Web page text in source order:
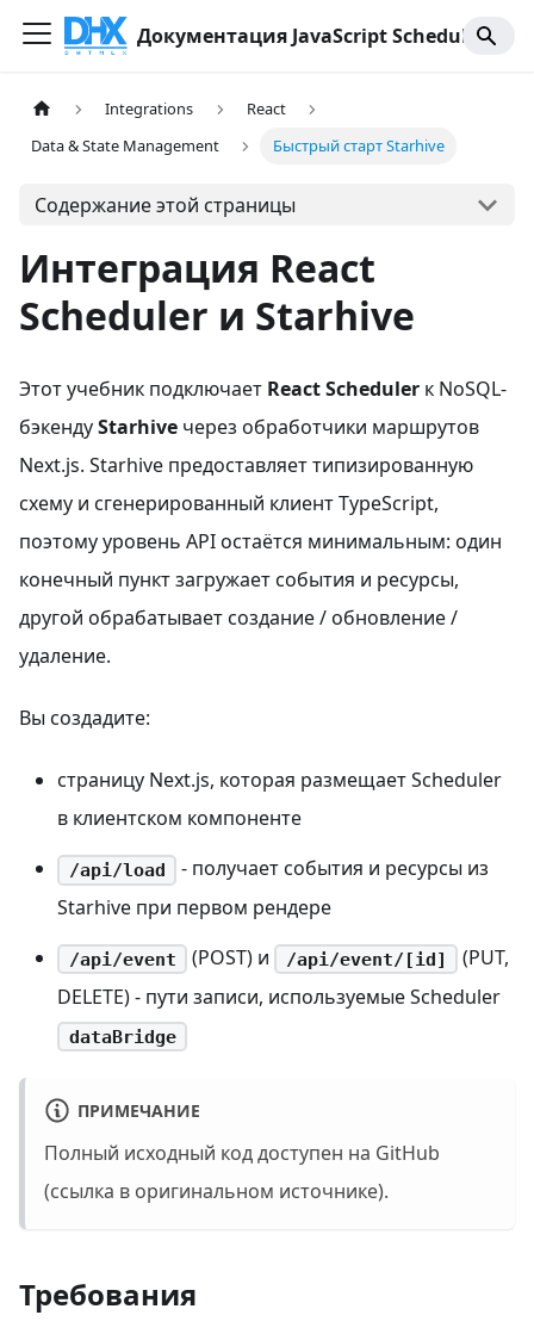
Документация JavaScript Scheduler
Integrations
React
Data & State Management
Быстрый старт Starhive
Содержание этой страницы
Интеграция React
Scheduler и Starhive
Этот учебник подключает React Scheduler к NoSQL-
бэкендуStarhive через обработчики маршрутов
Next.js. Starhive предоставляет типизированную
схему и сгенерированный клиент TypeScript,
поэтому уровень API остаётся минимальным: один
конечный пункт загружает события и ресурсы,
другой обрабатывает создание / обновление /
удаление.
Вы создадите:
страницу Next.js, которая размещает Scheduler
в клиентском компоненте
/api/load
- получает события и ресурсы из
Starhive при первом рендере
/api/event (POST) и /api/event/[id]
(PUT,
DELETE) - пути записи, используемые Scheduler
dataBridge
ПРИМЕЧАНИЕ
Полный исходный код доступен на GitHub
(ссылка в оригинальном источнике).
Требования